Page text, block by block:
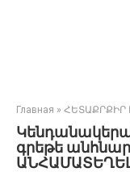
Главная » ՀԵՏԱՔՐՔԻՐ
գրեթե